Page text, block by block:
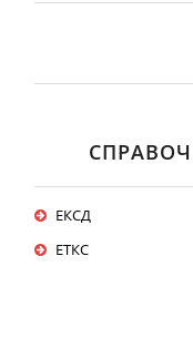
ЕКСД
ЕТКС